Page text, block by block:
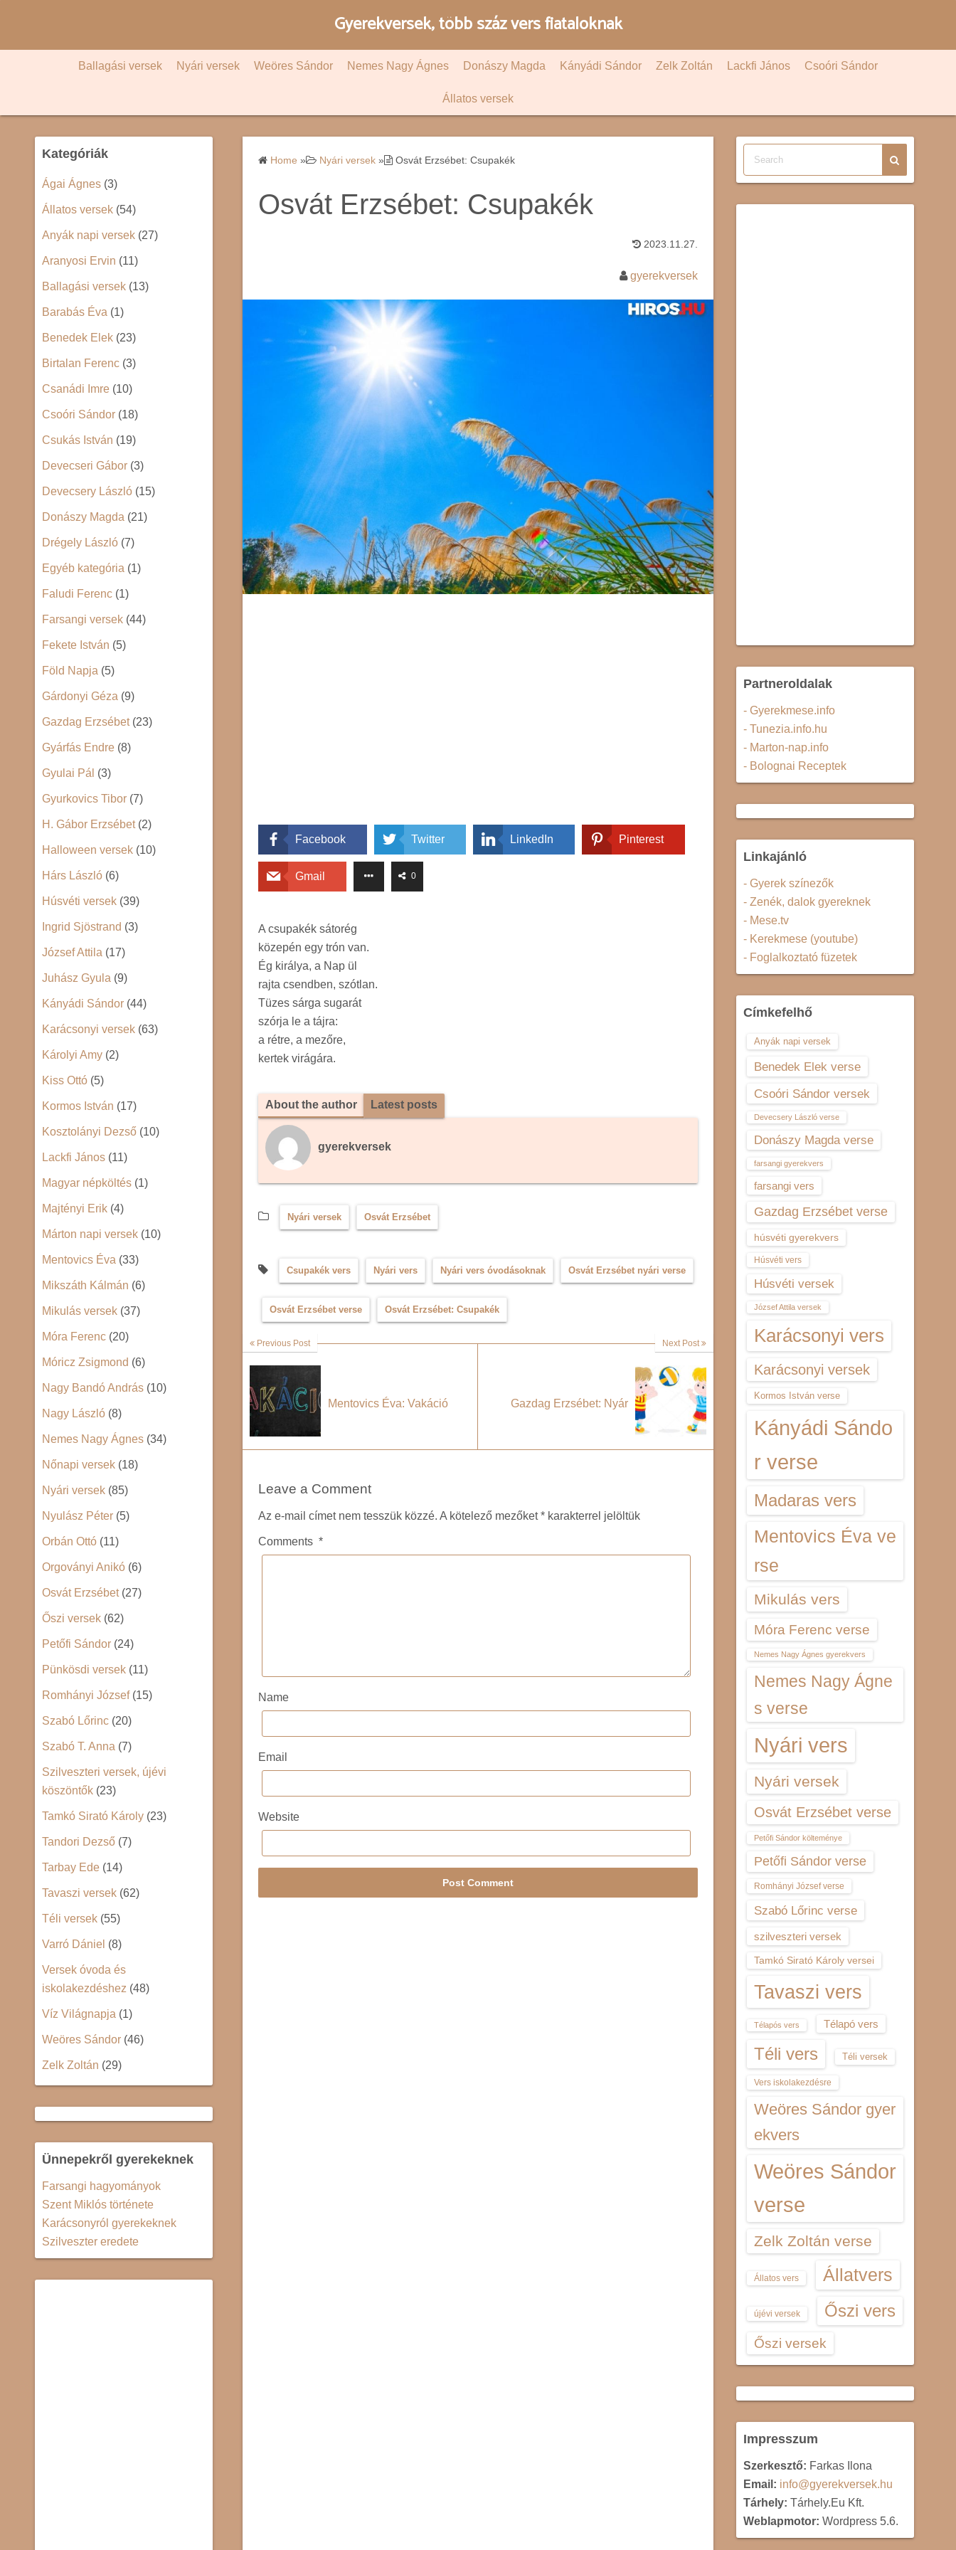
c
Gyerekversek, több száz vers fiataloknak
Ballagási versek Nyári versek Weöres Sándor Nemes Nagy Ágnes Donászy Magda Kányádi Sándor Zelk Zoltán Lackfi János Csoóri Sándor
Állatos versek
Home » Nyári versek » Osvát Erzsébet: Csupakék
Osvát Erzsébet: Csupakék
2023.11.27.
gyerekversek
Facebook Twitter LinkedIn Pinterest
Gmail 0
A csupakék sátorég
közepén egy trón van.
Ég királya, a Nap ül
rajta csendben, szótlan.
Tüzes sárga sugarát
szórja le a tájra:
a rétre, a mezőre,
kertek virágára.
About the author Latest posts
gyerekversek
Nyári versek Osvát Erzsébet
Csupakék vers Nyári vers Nyári vers óvodásoknak Osvát Erzsébet nyári verse
Osvát Erzsébet verse Osvát Erzsébet: Csupakék
Previous Post
Mentovics Éva: Vakáció
Next Post
Gazdag Erzsébet: Nyár
Leave a Comment
Az e-mail címet nem tesszük közzé. A kötelező mezőket* karakterrel jelöltük
Comments *
Name
Email
Website
Kategóriák
Ágai Ágnes (3)
Állatos versek (54)
Anyák napi versek (27)
Aranyosi Ervin (11)
Ballagási versek (13)
Barabás Éva (1)
Benedek Elek (23)
Birtalan Ferenc (3)
Csanádi Imre (10)
Csoóri Sándor (18)
Csukás István (19)
Devecseri Gábor (3)
Devecsery László (15)
Donászy Magda (21)
Drégely László (7)
Egyéb kategória (1)
Faludi Ferenc (1)
Farsangi versek (44)
Fekete István (5)
Föld Napja (5)
Gárdonyi Géza (9)
Gazdag Erzsébet(23)
Gyárfás Endre (8)
Gyulai Pál (3)
Gyurkovics Tibor (7)
H. Gábor Erzsébet(2)
Halloween versek (10)
Hárs László (6)
Húsvéti versek (39)
Ingrid Sjöstrand (3)
József Attila (17)
Juhász Gyula (9)
Kányádi Sándor (44)
Karácsonyi versek (63)
Károlyi Amy (2)
Kiss Ottó (5)
Kormos István (17)
Kosztolányi Dezső (10)
Lackfi János (11)
Magyar népköltés (1)
Majtényi Erik (4)
Márton napi versek (10)
Mentovics Éva (33)
Mikszáth Kálmán (6)
Mikulás versek (37)
Móra Ferenc (20)
Móricz Zsigmond (6)
Nagy Bandó András (10)
Nagy László (8)
Nemes Nagy Ágnes (34)
Nőnapi versek (18)
Nyári versek (85)
Nyulász Péter (5)
Orbán Ottó (11)
Orgoványi Anikó (6)
Osvát Erzsébet(27)
Őszi versek (62)
Petőfi Sándor (24)
Pünkösdi versek (11)
Romhányi József(15)
Szabó Lőrinc (20)
Szabó T. Anna (7)
Szilveszteri versek, újévi
köszöntők (23)
Tamkó Sirató Károly (23)
Tandori Dezső (7)
Tarbay Ede (14)
Tavaszi versek (62)
Téli versek (55)
Varró Dániel (8)
Versek óvoda és
iskolakezdéshez (48)
Víz Világnapja (1)
Weöres Sándor (46)
Zelk Zoltán (29)
Ünnepekről gyerekeknek
Farsangi hagyományok
Szent Miklós története
Karácsonyról gyerekeknek
Szilveszter eredete
Partneroldalak
- Gyerekmese.info
- Tunezia.info.hu
- Marton-nap.info
- Bolognai Receptek
Linkajánló
- Gyerek színezők
- Zenék, dalok gyereknek
- Mese.tv
- Kerekmese (youtube)
- Foglalkoztató füzetek
Címkefelhő
Anyák napi versek
Benedek Elek verse
Csoóri Sándor versek
Devecsery László verse
Donászy Magda verse
farsangi gyerekvers
farsangi vers
Gazdag Erzsébet verse
húsvéti gyerekvers
Húsvéti vers
Húsvéti versek
József Attila versek
Karácsonyi vers
Karácsonyi versek
Kormos István verse
Kányádi Sándo
r verse
Madaras vers
Mentovics Éva ve
rse
Mikulás vers
Móra Ferenc verse
Nemes Nagy Ágnes gyerekvers
Nemes Nagy Ágne
s verse
Nyári vers
Nyári versek
Osvát Erzsébet verse
Petőfi Sándor költeménye
Petőfi Sándor verse
Romhányi József verse
Szabó Lőrinc verse
szilveszteri versek
Tamkó Sirató Károly versei
Tavaszi vers
Télapós vers Télapó vers
Téli vers Téli versek
Vers iskolakezdésre
Weöres Sándor gyer
ekvers
Weöres Sándor
verse
Zelk Zoltán verse
Állatos vers Állatvers
újévi versek Őszi vers
Őszi versek
Impresszum
Szerkesztő: Farkas Ilona
Email: info@gyerekversek.hu
Tárhely: Tárhely.Eu Kft.
Weblapmotor: Wordpress 5.6.